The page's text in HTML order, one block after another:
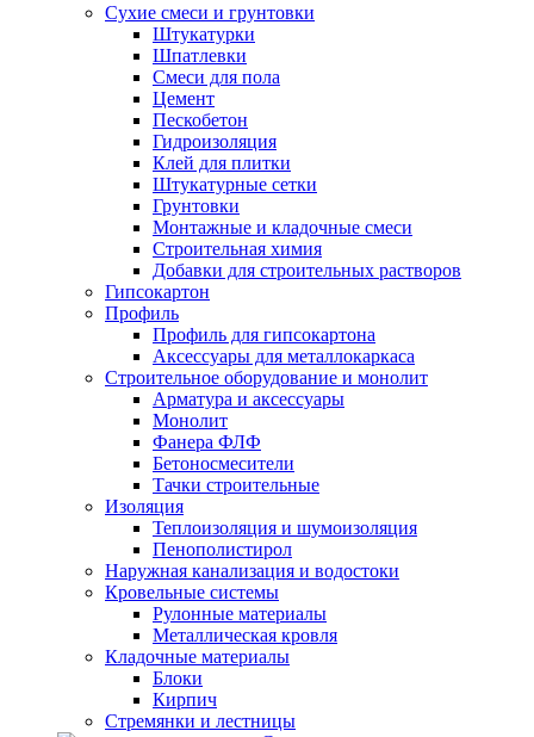
Сухие смеси и грунтовки
Штукатурки
Шпатлевки
Смеси для пола
Цемент
Пескобетон
Гидроизоляция
Клей для плитки
Штукатурные сетки
Грунтовки
Монтажные и кладочные смеси
Строительная химия
Добавки для строительных растворов
Гипсокартон
Профиль
Профиль для гипсокартона
Аксессуары для металлокаркаса
Строительное оборудование и монолит
Арматура и аксессуары
Монолит
Фанера ФЛФ
Бетоносмесители
Тачки строительные
Изоляция
Теплоизоляция и шумоизоляция
Пенополистирол
Наружная канализация и водостоки
Кровельные системы
Рулонные материалы
Металлическая кровля
Кладочные материалы
Блоки
Кирпич
Стремянки и лестницы